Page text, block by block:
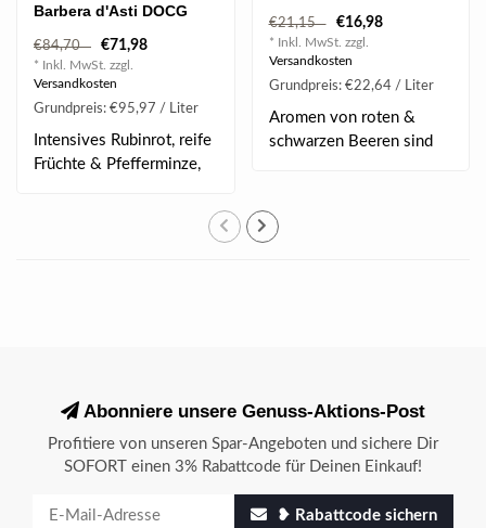
Barbera d'Asti DOCG
2020 0.75 l
€84,70 €71,98
* Inkl. MwSt. zzgl.
Versandkosten
Grundpreis: €95,97 / Liter
Intensives Rubinrot, reife
Früchte & Pfefferminze,
€21,15 €16,98
* Inkl. MwSt. zzgl.
Versandkosten
Grundpreis: €22,64 / Liter
Aromen von roten &
schwarzen Beeren sind
Abonniere unsere Genuss-Aktions-Post
Profitiere von unseren Spar-Angeboten und sichere Dir
SOFORT einen 3% Rabattcode für Deinen Einkauf!
❥ Rabattcode sichern